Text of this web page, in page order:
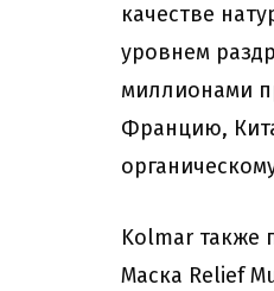
качестве
уровнем
миллионами
Францию,
Kolmar также
Маска Relief